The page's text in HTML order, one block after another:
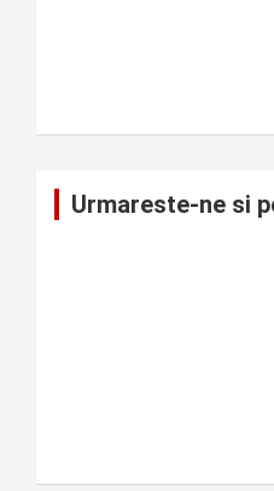
Urmareste-ne si